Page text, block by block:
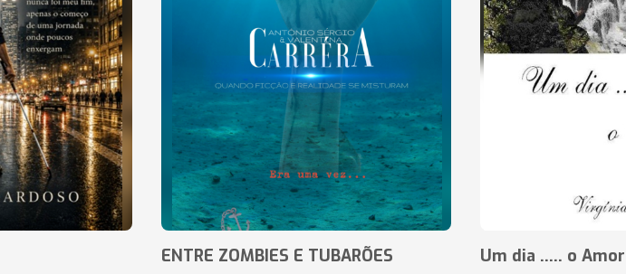
ENTRE ZOMBIES E TUBARÕES Um dia ..... o Amor